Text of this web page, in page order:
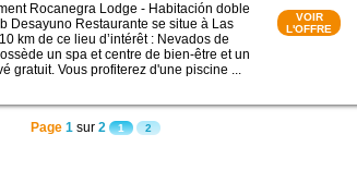
Rocanegra Lodge - Habitación doble
Desayuno Restaurante se situe à Las
km de ce lieu d’intérêt : Nevados de
un spa et centre de bien-être et un
gratuit. Vous profiterez d'une piscine ...
VOIR
L'OFFRE
Page 1 sur2 1 2